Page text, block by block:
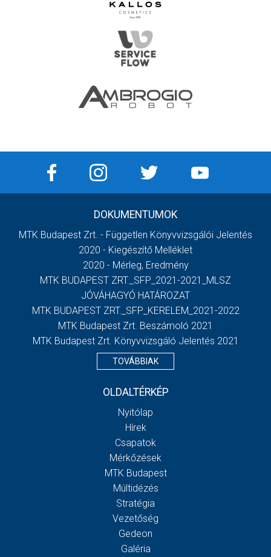
DOKUMENTUMOK
MTK Budapest Zrt. - Független Könyvvizsgálói Jelentés
2020 - Kiegészítő Melléklet
2020 - Mérleg, Eredmény
MTK BUDAPEST ZRT._SFP_2021-2021_MLSZ
JÓVÁHAGYÓ HATÁROZAT
MTK BUDAPEST ZRT._SFP_KERELEM_2021-2022
MTK Budapest Zrt. Beszámoló 2021
MTK Budapest Zrt. Könyvvizsgáló Jelentés 2021
TOVÁBBIAK
OLDALTÉRKÉP
Nyitólap
Hírek
Csapatok
Mérkőzések
MTK Budapest
Múltidézés
Stratégia
Vezetőség
Gedeon
Galéria